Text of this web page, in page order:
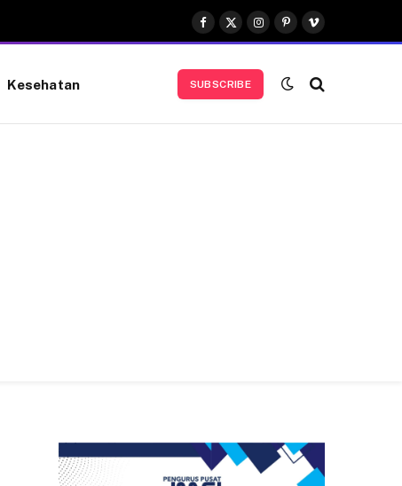
Facebook
X
(Twitter)
Instagram
Pinterest
Vimeo
Kesehatan SUBSCRIBE